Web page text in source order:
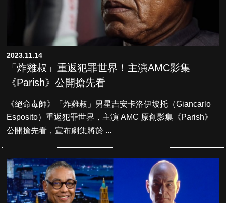
2023.11.14
「炸雞叔」重返犯罪世界！主演AMC影集
《Parish》公開搶先看
《絕命毒師》「炸雞叔」男星吉安卡洛伊坡托（Giancarlo
Esposito）重返犯罪世界，主演 AMC 原創影集《Parish》
公開搶先看，宣布劇集將於 ...